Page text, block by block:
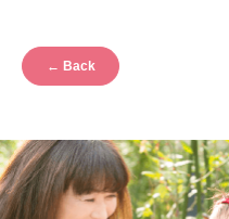
← Back